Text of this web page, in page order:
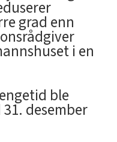
grad enn
i en
ble
desember